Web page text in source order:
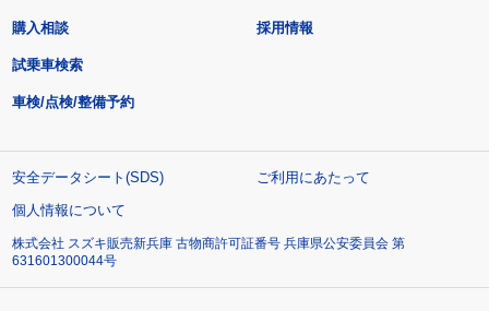
購入相談
試乗車検索
車検/点検/整備予約
採用情報
安全データシート(SDS)
ご利用にあたって
個人情報について
株式会社 スズキ販売新兵庫 古物商許可証番号 兵庫県公安委員会 第
631601300044号